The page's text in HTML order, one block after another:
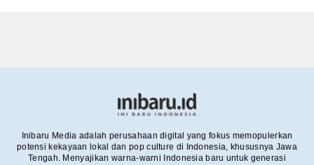
Inibaru Media adalah perusahaan digital yang fokus memopulerkan
potensi kekayaan lokal dan pop culture di Indonesia, khususnya Jawa
Tengah. Menyajikan warna-warni Indonesia baru untuk generasi